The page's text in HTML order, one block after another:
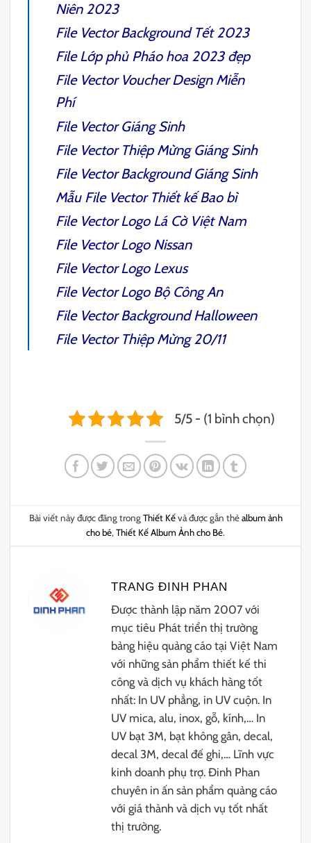
Niên 2023
File Vector Background Tết 2023
File Lớp phủ Pháo hoa 2023 đẹp
File Vector Voucher Design Miễn
Phí
File Vector Giáng Sinh
File Vector Thiệp Mừng Giáng Sinh
File Vector Background Giáng Sinh
Mẫu File Vector Thiết kế Bao bì
File Vector Logo Lá Cờ Việt Nam
File Vector Logo Nissan
File Vector Logo Lexus
File Vector Logo Bộ Công An
File VectorBackground Halloween
File Vector Thiệp Mừng 20/11
5/5 - (1 bình chọn)
Bài viết này được đăng trongThiết Kếvà được gắn thẻalbum ảnh
cho bé, Thiết Kế Album Ảnh cho Bé.
TRANG ĐINH PHAN
Được thành lập năm 2007 với
mục tiêu Phát triển thị trường
bảng hiệu quảng cáo tại Việt Nam
với những sản phẩm thiết kế thi
công và dịch vụ khách hàng tốt
nhất: In UV phẳng, in UV cuộn. In
UV mica, alu, inox, gỗ, kính,… In
UV bạt 3M, bạt không gân, decal,
decal 3M, decal đế ghi,… Lĩnh vực
kinh doanh phụ trợ. Đinh Phan
chuyên in ấn sản phẩm quảng cáo
với giá thành và dịch vụ tốt nhất
thị trường.